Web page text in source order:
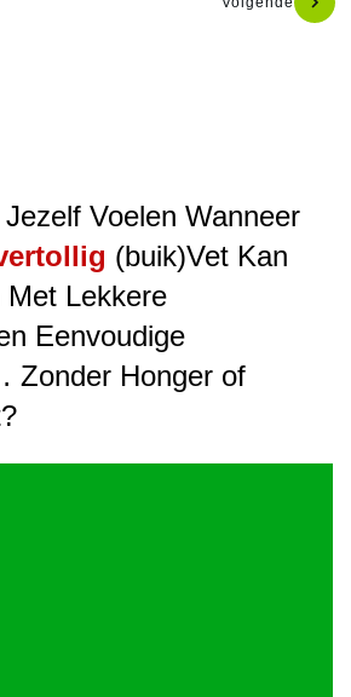
Voelen Wanneer
(buik)Vet Kan
Met Lekkere
Eenvoudige
Zonder Honger of